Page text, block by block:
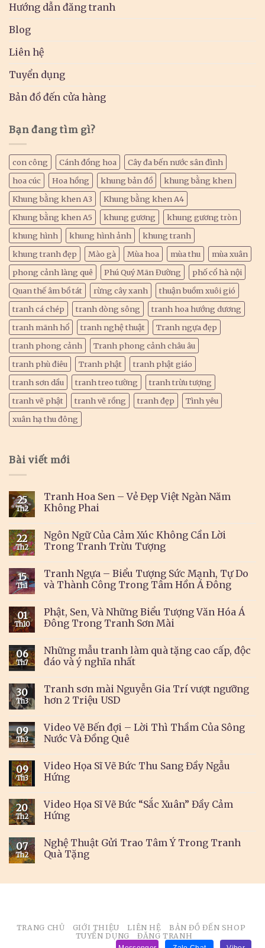
Hướng dẫn đăng tranh
Blog
Liên hệ
Tuyển dụng
Bản đồ đến cửa hàng
Bạn đang tìm gì?
con công Cánh đồng hoa
Cây đa bến nước sân đình
hoa cúc
Hoa hồng khung bản đồ
khung bằng khen
Khung bằng khen A3
Khung bằng khen A4
Khung bằng khen A5
khung gương
khung gương tròn
khung hình
khung hình ảnh
khung tranh
khung tranh đẹp
Mào gà Mùa hoa mùa thu
mùa xuân
phong cảnh làng quê
Phú Quý Mãn Đường
phố cổ hà nội
Quan thế âm bồ tát
rừng cây xanh
thuận buồm xuôi gió
tranh cá chép
tranh dòng sông
tranh hoa hướng dương
tranh mãnh hổ
tranh nghệ thuật
Tranh ngựa đẹp
tranh phong cảnh
Tranh phong cảnh châu âu
tranh phù điêu
Tranh phật
tranh phật giáo
tranh sơn dầu
tranh treo tường
tranh trừu tượng
tranh vẽ phật
tranh vẽ rồng tranh đẹp
Tình yêu
xuân hạ thu đông
Bài viết mới
25
Th2
Tranh Hoa Sen – Vẻ Đẹp Việt Ngàn Năm
Không Phai
22
Th2
Ngôn Ngữ Của Cảm Xúc Không Cần Lời
Trong Tranh Trừu Tượng
15
Th1
Tranh Ngựa – Biểu Tượng Sức Mạnh, Tự Do
và Thành Công Trong Tâm Hồn Á Đông
01
Th10
Phật, Sen, Và Những Biểu Tượng Văn Hóa Á
Đông Trong Tranh Sơn Mài
06
Th7
Những mẫu tranh làm quà tặng cao cấp, độc
đáo và ý nghĩa nhất
30
Th3
Tranh sơn mài Nguyễn Gia Trí vượt ngưỡng
hơn 2 Triệu USD
09
Th3
Video Vẽ Bến đợi – Lời Thì Thầm Của Sông
Nước Và Đồng Quê
09
Th3
Video Họa Sĩ Vẽ Bức Thu Sang Đầy Ngẫu
Hứng
20
Th2
Video Họa Sĩ Vẽ Bức “Sắc Xuân” Đầy Cảm
Hứng
07
Th2
Nghệ Thuật Gửi Trao Tâm Ý Trong Tranh
Quà Tặng
TRANG CHỦ GIỚI THIỆU LIÊN HỆ
BẢN ĐỒ ĐẾN SHOP
TUYỂN DỤNG
ĐĂNG TRANH